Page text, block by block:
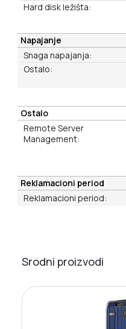
Hard disk ležišta:
Napajanje
Snaga napajanja:
Ostalo:
Ostalo
Remote Server
Management:
Reklamacioni period
Reklamacioni period:
Srodni proizvodi